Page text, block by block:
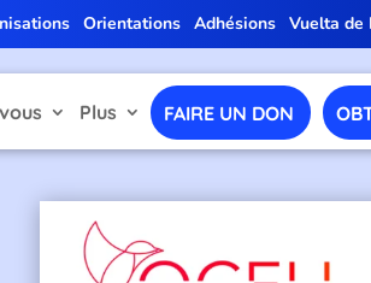
Orientations Adhésions Vuelta de
Plus FAIRE UN DON